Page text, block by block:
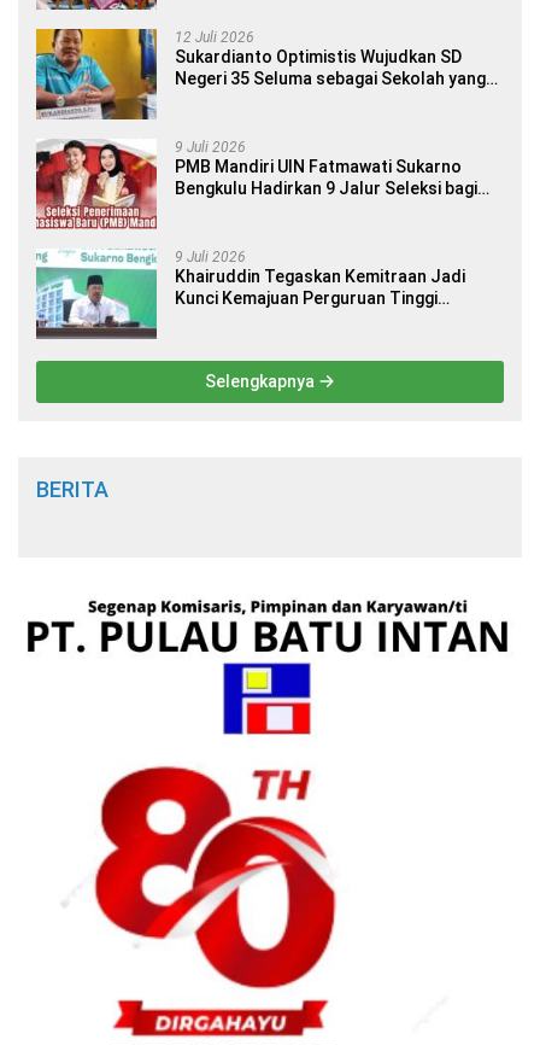
12 Juli 2026
Sukardianto Optimistis Wujudkan SD
Negeri 35 Seluma sebagai Sekolah yang
9 Juli 2026
PMB Mandiri UIN Fatmawati Sukarno
Bengkulu Hadirkan 9 Jalur Seleksi bagi
9 Juli 2026
Khairuddin Tegaskan Kemitraan Jadi
Kunci Kemajuan Perguruan Tinggi
Selengkapnya
BERITA